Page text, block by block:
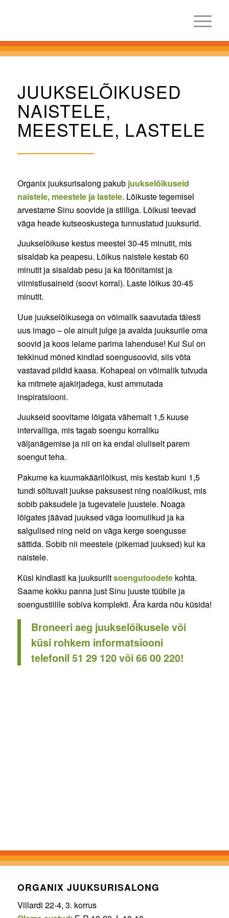
JUUKSELÕIKUSED
NAISTELE,
MEESTELE, LASTELE
Organix juuksurisalong pakub juukselõikuseid
naistele, meestele ja lastele.Lõikuste tegemisel
arvestame Sinu soovide ja stiiliga. Lõikusi teevad
väga heade kutseoskustega tunnustatud juuksurid.
Juukselõikuse kestus meestel 30-45 minutit, mis
sisaldab ka peapesu. Lõikus naistele kestab 60
minutit ja sisaldab pesu ja ka föönitamist ja
viimistlusaineid (soovi korral). Laste lõikus 30-45
minutit.
Uue juukselõikusega on võimalik saavutada täiesti
uus imago – ole ainult julge ja avalda juuksurile oma
soovid ja koos leiame parima lahenduse! Kui Sul on
tekkinud mõned kindlad soengusoovid, siis võta
vastavad pildid kaasa. Kohapeal on võimalik tutvuda
ka mitmete ajakirjadega, kust ammutada
inspiratsiooni.
Juukseid soovitame lõigata vähemalt 1,5 kuuse
intervalliga, mis tagab soengu korraliku
väljanägemise ja nii on ka endal oluliselt parem
soengut teha.
Pakume ka kuumakäärilõikust, mis kestab kuni 1,5
tundi sõltuvalt juukse paksusest ning noalõikust, mis
sobib paksudele ja tugevatele juustele. Noaga
lõigates jäävad juuksed väga loomulikud ja ka
salgulised ning neid on väga kerge soengusse
sättida. Sobib nii meestele (pikemad juuksed) kui ka
naistele.
Küsi kindlasti ka juuksuriltsoengutoodete kohta.
Saame kokku panna just Sinu juuste tüübile ja
soengustiilile sobiva komplekti. Ära karda nõu küsida!
Broneeri aeg juukselõikusele või
küsi rohkem informatsiooni
telefonil 51 29 120või66 00 220!
ORGANIX JUUKSURISALONG
Villardi 22-4, 3. korrus